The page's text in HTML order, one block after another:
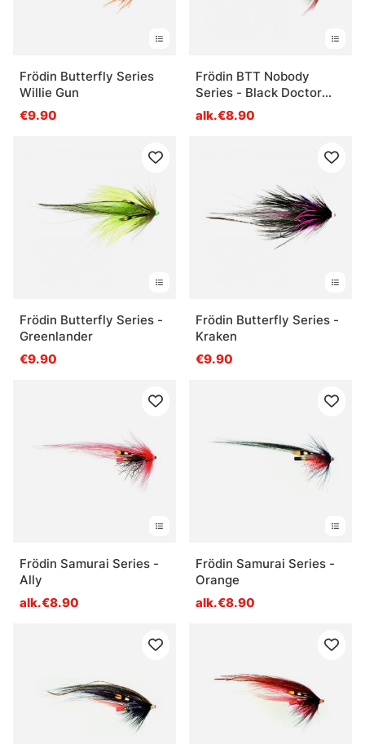
Frödin Butterfly Series
Willie Gun
€9.90
Frödin BTT Nobody
Series - Black Doctor
Flash
alk.€8.90
Frödin Butterfly Series -
Greenlander
€9.90
Frödin Butterfly Series -
Kraken
€9.90
Frödin Samurai Series -
Ally
alk.€8.90
Frödin Samurai Series -
Orange
alk.€8.90